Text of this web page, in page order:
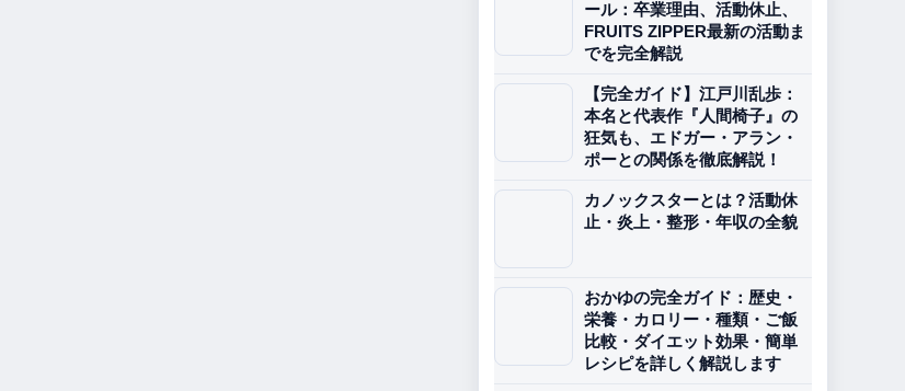
ール：卒業理由、活動休止、
FRUITS ZIPPER最新の活動ま
でを完全解説
【完全ガイド】江戸川乱歩：
本名と代表作『人間椅子』の
狂気も、エドガー・アラン・
ポーとの関係を徹底解説！
カノックスターとは？活動休
止・炎上・整形・年収の全貌
おかゆの完全ガイド：歴史・
栄養・カロリー・種類・ご飯
比較・ダイエット効果・簡単
レシピを詳しく解説します